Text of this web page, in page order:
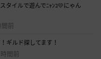
タイルで遊んでﾆｬﾝｺ💛にゃん
間前
ギルド探してます！
間前